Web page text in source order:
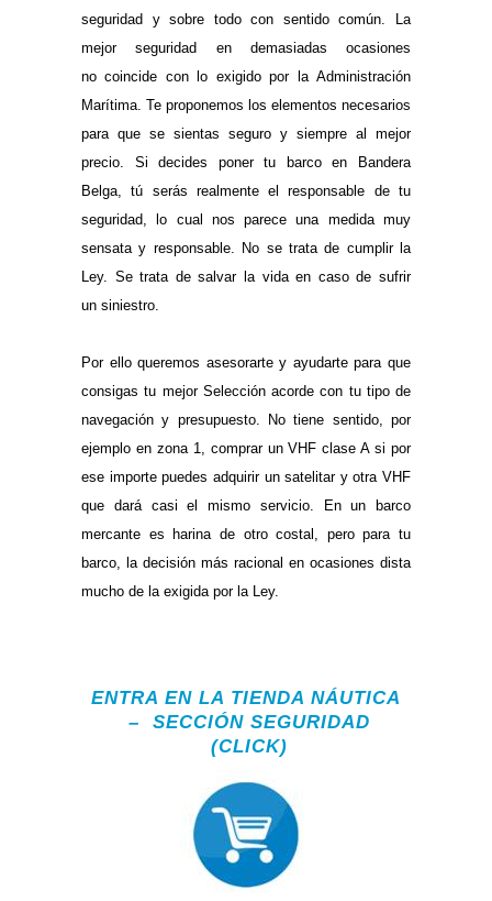
seguridad y sobre todo con sentido común. La
mejor seguridad en demasiadas ocasiones
no coincide con lo exigido por la Administración
Marítima. Te proponemos los elementos necesarios
para que se sientas seguro y siempre al mejor
precio. Si decides poner tu barco en Bandera
Belga, tú serás realmente el responsable de tu
seguridad, lo cual nos parece una medida muy
sensata y responsable. No se trata de cumplir la
Ley. Se trata de salvar la vida en caso de sufrir
un siniestro.
Por ello queremos asesorarte y ayudarte para que
consigas tu mejor Selección acorde con tu tipo de
navegación y presupuesto. No tiene sentido, por
ejemplo en zona 1, comprar un VHF clase A si por
ese importe puedes adquirir un satelitar y otra VHF
que dará casi el mismo servicio. En un barco
mercante es harina de otro costal, pero para tu
barco, la decisión más racional en ocasiones dista
mucho de la exigida por la Ley.
ENTRA EN LA TIENDA NÁUTICA
– SECCIÓN SEGURIDAD
(CLICK)